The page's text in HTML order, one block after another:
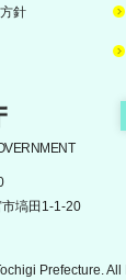
針
塙田1-1-20
Prefecture.